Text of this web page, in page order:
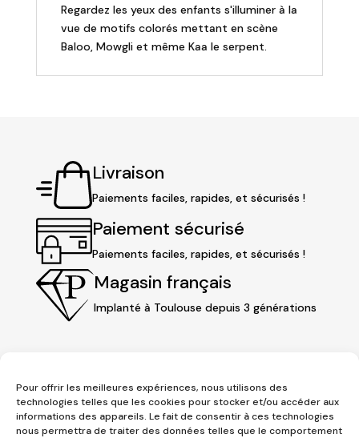
Pour offrir les meilleures expériences, nous utilisons des
technologies telles que les cookies pour stocker et/ou accéder aux
informations des appareils. Le fait de consentir à ces technologies
nous permettra de traiter des données telles que le comportement
Regardez les yeux des enfants s'illuminer à la
vue de motifs colorés mettant en scène
Baloo, Mowgli et même Kaa le serpent.
Livraison
Paiements faciles, rapides, et sécurisés !
Paiement sécurisé
Paiements faciles, rapides, et sécurisés !
Magasin français
Implanté à Toulouse depuis 3 générations